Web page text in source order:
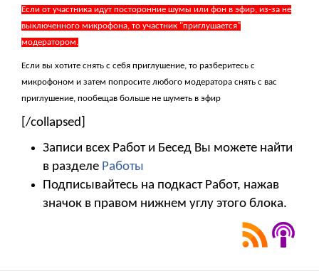
Если от участника идут посторонние шумы или фон в эфир, из-за не
выключенного микрофона, то участник "приглушается"
модератором.
Если вы хотите снять с себя приглушение, то разберитесь с
микрофоном и затем попросите любого модератора снять с вас
приглушение, пообещав больше не шуметь в эфир
[/collapsed]
Записи всех Работ и Бесед Вы можете найти
в разделе Работы
Подписывайтесь на подкаст Работ, нажав
значок в правом нижнем углу этого блока.